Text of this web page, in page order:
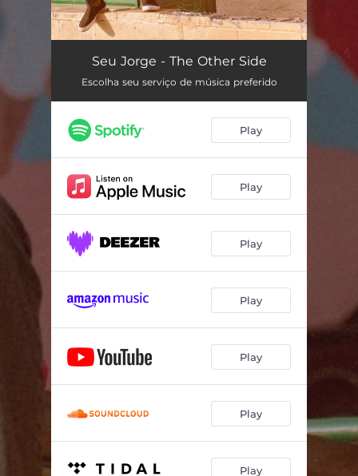
Crença 03:25
Vento De Maio (feat. Maria Rita) 06:15
Girl You Move Me 04:09
Caboclo 04:49
Flor De Laranjeira 03:43
Folia Do Amor
Quando Chego 04:19
04:36
07:29
Seu Jorge - The Other Side
Escolha seu serviço de música preferido
Play
Play
Play
Play
Play
Play
Play